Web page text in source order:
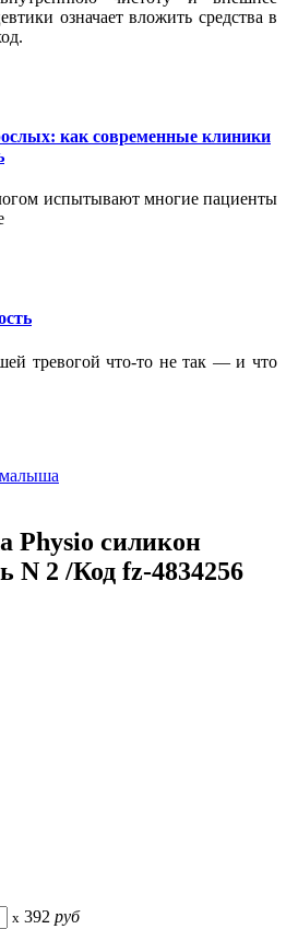
означает вложить средства в
как современные клиники
испытывают многие пациенты
тревогой что-то не так — и что
Physio силикон
N 2 /Код fz-4834256
x 392 руб